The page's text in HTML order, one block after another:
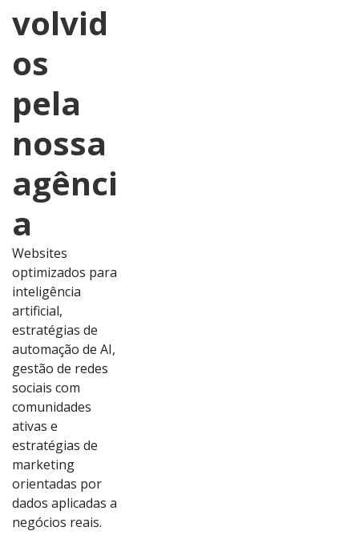
volvid
os
pela
nossa
agênci
a
Websites
optimizados para
inteligência
artificial,
estratégias de
automação de AI,
gestão de redes
sociais com
comunidades
ativas e
estratégias de
marketing
orientadas por
dados aplicadas a
negócios reais.